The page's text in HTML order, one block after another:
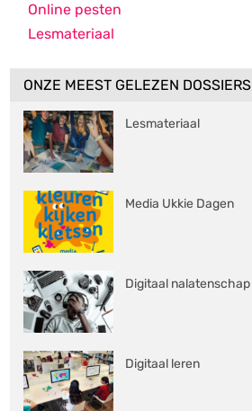
Online pesten
Lesmateriaal
ONZE MEEST GELEZEN DOSSIERS
Lesmateriaal
Media Ukkie Dagen
Digitaal nalatenschap
Digitaal leren